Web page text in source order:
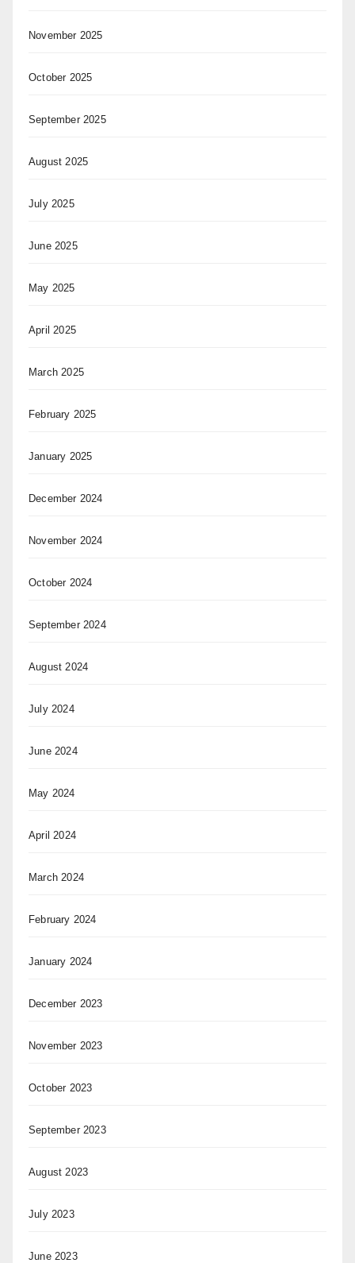
November 2025
October 2025
September 2025
August 2025
July 2025
June 2025
May 2025
April 2025
March 2025
February 2025
January 2025
December 2024
November 2024
October 2024
September 2024
August 2024
July 2024
June 2024
May 2024
April 2024
March 2024
February 2024
January 2024
December 2023
November 2023
October 2023
September 2023
August 2023
July 2023
June 2023